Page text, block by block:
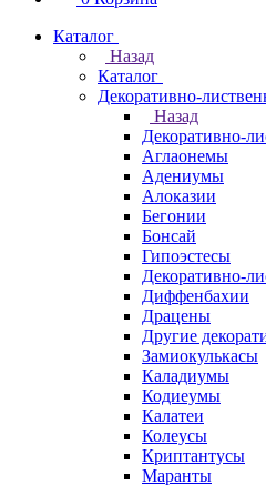
Каталог
Назад
Каталог
Декоративно-
Назад
Декоративно-
Аглаонемы
Адениумы
Алоказии
Бегонии
Бонсай
Гипоэстесы
Декоративно-
Диффенбахии
Драцены
Другие
Замиокулькасы
Каладиумы
Кодиеумы
Калатеи
Колеусы
Криптантусы
Маранты